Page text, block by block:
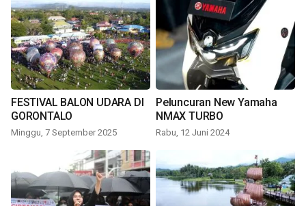
FESTIVAL BALON UDARA DI
GORONTALO
Minggu, 7 September 2025
Peluncuran New Yamaha
NMAX TURBO
Rabu, 12 Juni 2024